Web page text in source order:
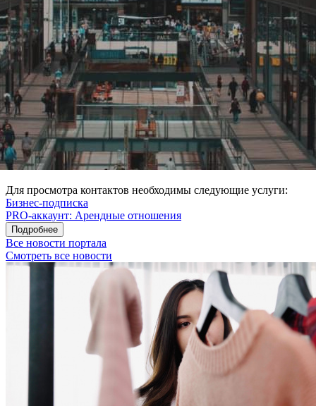
Для просмотра контактов необходимы следующие услуги:
Бизнес-подписка
PRO-аккаунт: Арендные отношения
Подробнее
Все новости портала
Смотреть все новости